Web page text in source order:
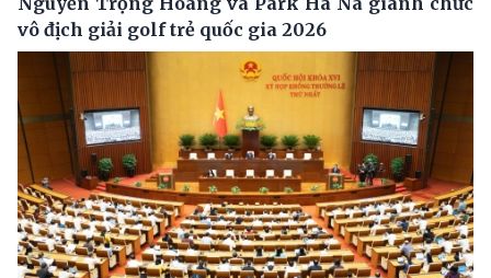
vô địch giải golf trẻ quốc gia 2026